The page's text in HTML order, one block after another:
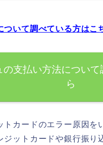
ついて調べている方はこ
の支払い方法につい
ら
トカードのエラー原因を
ジットカードや銀行振り